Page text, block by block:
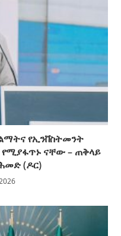
የኢንቨስትመንት
የሚያፋጥኑ ናቸው – ጠቅላይ
(ዶር)